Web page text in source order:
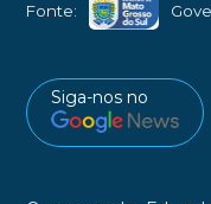
Fonte:
Siga-nos no